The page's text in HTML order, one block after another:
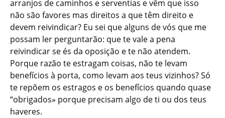
arranjos de caminhos e serventias e vêm que isso
não são favores mas direitos a que têm direito e
devem reivindicar? Eu sei que alguns de vós que me
possam ler perguntarão: que te vale a pena
reivindicar se és da oposição e te não atendem.
Porque razão te estragam coisas, não te levam
benefícios à porta, como levam aos teus vizinhos? Só
te repõem os estragos e os benefícios quando quase
“obrigados» porque precisam algo de ti ou dos teus
haveres.